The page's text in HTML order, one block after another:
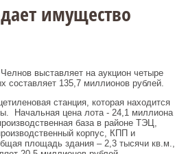
имущество
выставляет на аукцион четыре
составляет 135,7 миллионов рублей.
станция, которая находится
Начальная цена лота - 24,1 миллиона
база в районе ТЭЦ,
корпус, КПП и
площадь здания – 2,3 тысячи кв.м.,